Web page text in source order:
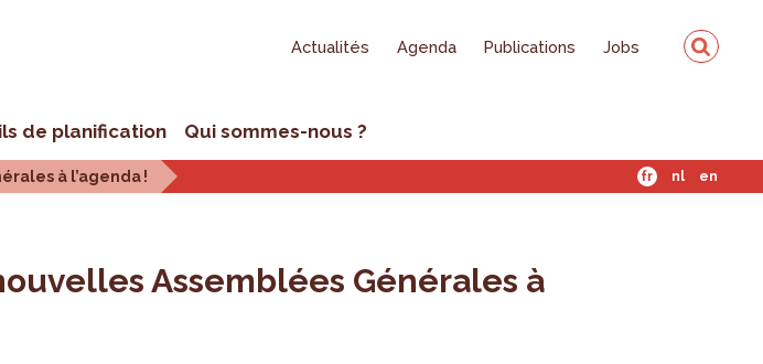
Actualités Agenda Publications Jobs
de planification Qui sommes-nous ?
à l’agenda ! fr nl en
Assemblées Générales à